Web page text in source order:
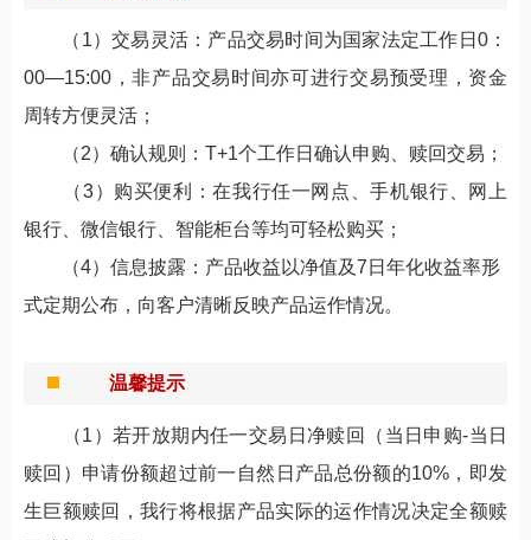
（ 1）交易灵活：产品交易时间为国家法定工作日 0：
00—15:00，非产品交易时间亦可进行交易预受理，资金
周转方便灵活；
（2）确认规则 ： T+1个工作日确认申购、赎回交易 ；
（3） 购买便利：在我行任一网点、手机银行 、网上
银行、微信银行、智能柜台等均可轻松购买；
（4）信息披露 ： 产品收益以净值及7日年化收益率形
式定期公布，向客户清晰反映产品运作情况。
温馨提示
（1 ） 若开放期 内任一交易日净赎回（当日申购-当日
赎回）申请份额超过前一自然日产品总份额的10%， 即发
生巨额赎回，我行将根据产品实际的运作情况决定全额赎